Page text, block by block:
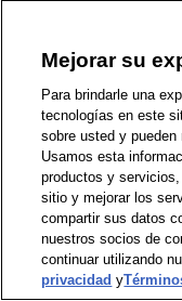
Mejorar su
Para brindarle una
tecnologías en este
sobre usted y
Usamos esta
productos y
sitio y mejorar los
compartir sus datos
nuestros socios de
continuar utilizando
privacidad y